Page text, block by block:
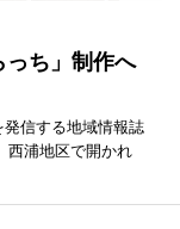
っち」制作へ
信する地域情報誌
西浦地区で開かれ